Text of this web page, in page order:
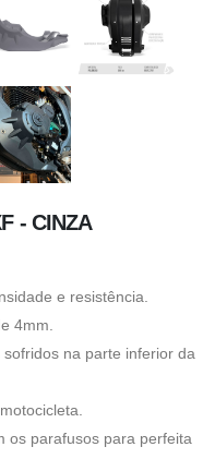
- CINZA
e resistência.
4mm.
na parte inferior da
os parafusos para perfeita